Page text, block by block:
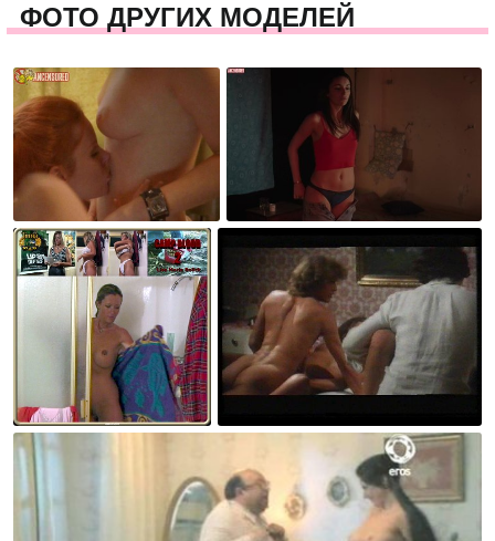
ФОТО ДРУГИХ МОДЕЛЕЙ